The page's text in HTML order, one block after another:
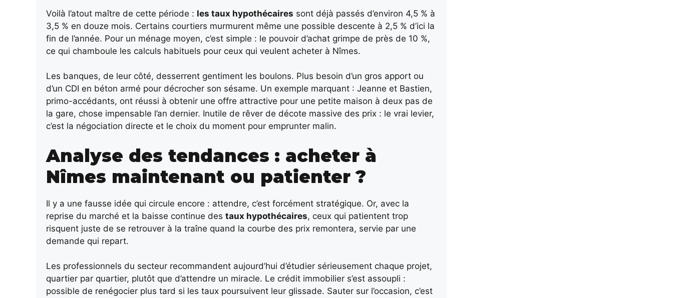
Voilà l’atout maître de cette période : les taux hypothécaires sont déjà passés d’environ 4,5 % à
3,5 % en douze mois. Certains courtiers murmurent même une possible descente à 2,5 % d’ici la
fin de l’année. Pour un ménage moyen, c’est simple : le pouvoir d’achat grimpe de près de 10 %,
ce qui chamboule les calculs habituels pour ceux qui veulent acheter à Nîmes.
Les banques, de leur côté, desserrent gentiment les boulons. Plus besoin d’un gros apport ou
d’un CDI en béton armé pour décrocher son sésame. Un exemple marquant : Jeanne et Bastien,
primo-accédants, ont réussi à obtenir une offre attractive pour une petite maison à deux pas de
la gare, chose impensable l’an dernier. Inutile de rêver de décote massive des prix : le vrai levier,
c’est la négociation directe et le choix du moment pour emprunter malin.
Analyse des tendances : acheter à
Nîmes maintenant ou patienter ?
Il y a une fausse idée qui circule encore : attendre, c’est forcément stratégique. Or, avec la
reprise du marché et la baisse continue des taux hypothécaires, ceux qui patientent trop
risquent juste de se retrouver à la traîne quand la courbe des prix remontera, servie par une
demande qui repart.
Les professionnels du secteur recommandent aujourd’hui d’étudier sérieusement chaque projet,
quartier par quartier, plutôt que d’attendre un miracle. Le crédit immobilier s’est assoupli :
possible de renégocier plus tard si les taux poursuivent leur glissade. Sauter sur l’occasion, c’est